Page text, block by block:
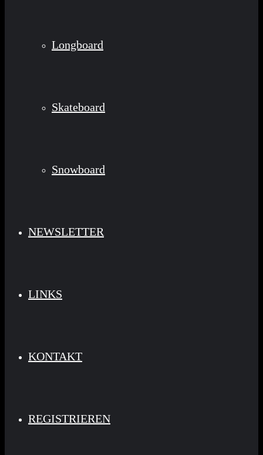
Longboard
Skateboard
Snowboard
NEWSLETTER
LINKS
KONTAKT
REGISTRIEREN